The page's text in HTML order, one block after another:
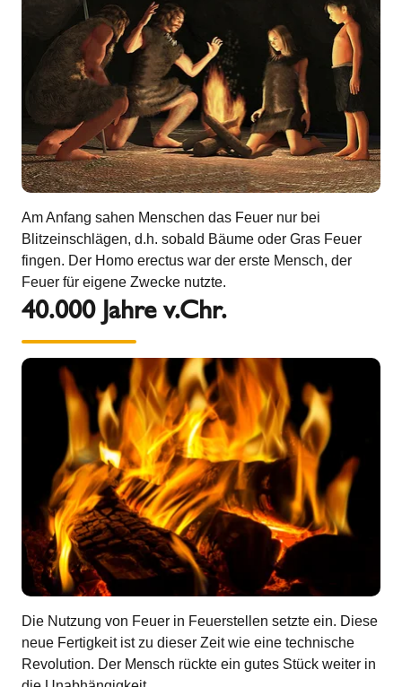
Am Anfang sahen Menschen das Feuer nur bei
Blitzeinschlägen, d.h. sobald Bäume oder Gras Feuer
fingen. Der Homo erectus war der erste Mensch, der
Feuer für eigene Zwecke nutzte.
40.000 Jahre v.Chr.
Die Nutzung von Feuer in Feuerstellen setzte ein. Diese
neue Fertigkeit ist zu dieser Zeit wie eine technische
Revolution. Der Mensch rückte ein gutes Stück weiter in